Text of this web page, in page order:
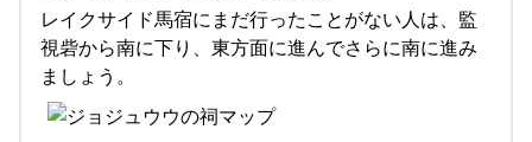
レイクサイド馬宿にまだ行ったことがない人は、監
視砦から南に下り、東方面に進んでさらに南に進み
ましょう。